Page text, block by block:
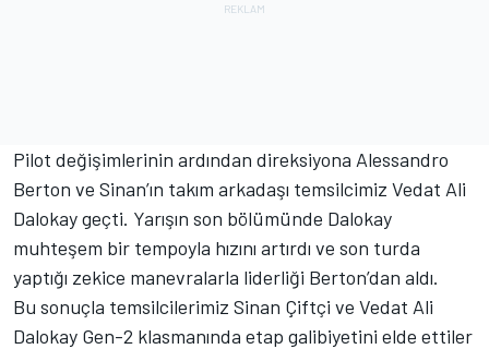
Pilot değişimlerinin ardından direksiyona Alessandro
Berton ve Sinan’ın takım arkadaşı temsilcimiz Vedat Ali
Dalokay geçti. Yarışın son bölümünde Dalokay
muhteşem bir tempoyla hızını artırdı ve son turda
yaptığı zekice manevralarla liderliği Berton’dan aldı.
Bu sonuçla temsilcilerimiz Sinan Çiftçi ve Vedat Ali
Dalokay Gen-2 klasmanında etap galibiyetini elde ettiler